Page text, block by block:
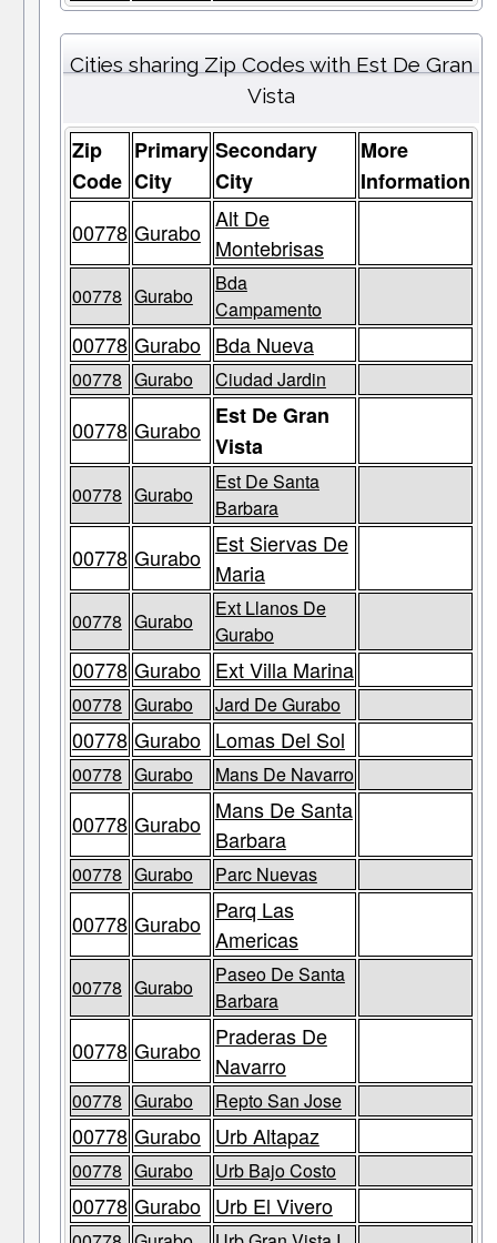
Cities sharing Zip Codes with Est De Gran
Vista
Zip
Code
Primary
City
Secondary
City
More
Information
00778 Gurabo Alt De
Montebrisas
00778 Gurabo
Bda
Campamento
00778 Gurabo Bda Nueva
00778 Gurabo Ciudad Jardin
00778 Gurabo Est De Gran
Vista
00778 Gurabo
Est De Santa
Barbara
00778 Gurabo Est Siervas De
Maria
00778 Gurabo
Ext Llanos De
Gurabo
00778 Gurabo Ext Villa Marina
00778 Gurabo Jard De Gurabo
00778 Gurabo Lomas Del Sol
00778 Gurabo Mans De Navarro
00778 Gurabo Mans De Santa
Barbara
00778 Gurabo Parc Nuevas
00778 Gurabo Parq Las
Americas
00778 Gurabo
Paseo De Santa
Barbara
00778 Gurabo Praderas De
Navarro
00778 Gurabo Repto San Jose
00778 Gurabo Urb Altapaz
00778 Gurabo Urb Bajo Costo
00778 Gurabo Urb El Vivero